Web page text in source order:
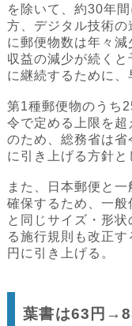
を除いて、約30年
方、デジタル技術
に郵便物数は年々
収益の減少が続く
に継続するために、
第1種郵便物のうち
令で定める上限を超
のため、総務省は
に引き上げる方針と
また、日本郵便と
確保するため、一
と同じサイズ・形
る施行規則も改正
円に引き上げる。
葉書は63円